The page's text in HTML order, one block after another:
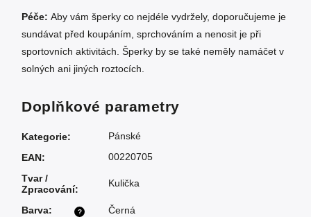
Péče: Aby vám šperky co nejdéle vydržely, doporučujeme je
sundávat před koupáním, sprchováním a nenosit je při
sportovních aktivitách. Šperky by se také neměly namáčet v
solných ani jiných roztocích.
Doplňkové parametry
Kategorie:
Pánské
EAN:
00220705
Tvar /
Zpracování:
Kulička
?
Barva: Černá